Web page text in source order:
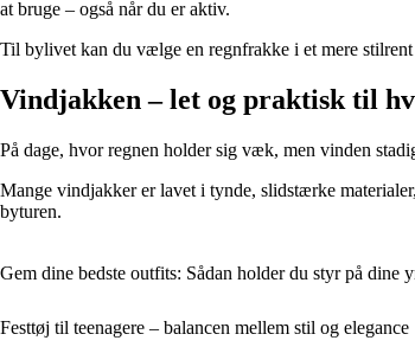
at bruge – også når du er aktiv.
Til bylivet kan du vælge en regnfrakke i et mere
Vindjakken – let og praktisk til
På dage, hvor regnen holder sig væk, men vinden
Mange vindjakker er lavet i tynde, slidstærke
byturen.
Gem dine bedste outfits: Sådan holder du styr på dine
Festtøj til teenagere – balancen mellem stil og elegance